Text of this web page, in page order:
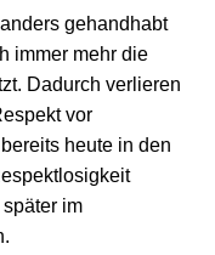
gehandhabt
immer mehr die
Dadurch verlieren
vor
heute in den
im